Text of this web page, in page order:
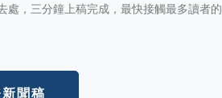
處，三分鐘上稿完成，最快接觸最多讀者的
聞稿